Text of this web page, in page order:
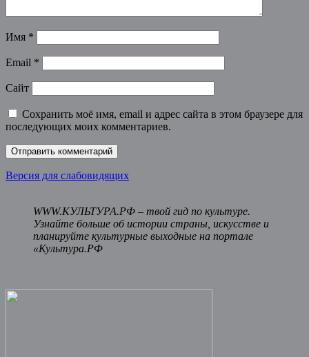
Имя *
Email *
Сайт
Сохранить моё имя, email и адрес сайта в этом браузере для
последующих моих комментариев.
Версия для слабовидящих
WWW.КУЛЬТУРА.РФ – твой гид по культуре.
Узнайте больше об истории страны, искусстве и
планируйте культурные выходные на портале
«Культура.РФ